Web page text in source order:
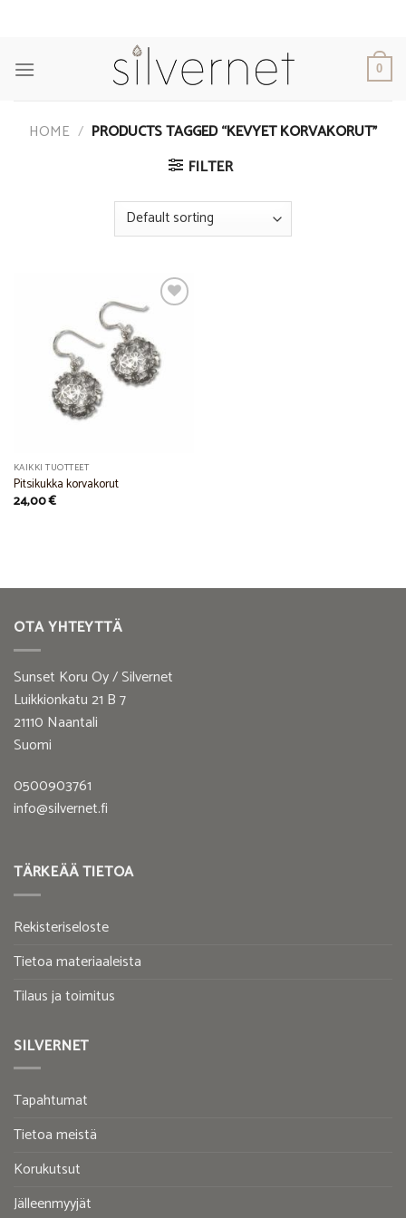
0
HOME / PRODUCTS TAGGED “KEVYET KORVAKORUT”
FILTER
Add to
Wishlist
KAIKKI TUOTTEET
Pitsikukka korvakorut
24,00€
OTA YHTEYTTÄ
Sunset Koru Oy / Silvernet
Luikkionkatu 21 B 7
21110 Naantali
Suomi
0500903761
info@silvernet.fi
TÄRKEÄÄ TIETOA
Rekisteriseloste
Tietoa materiaaleista
Tilaus ja toimitus
SILVERNET
Tapahtumat
Tietoa meistä
Korukutsut
Jälleenmyyjät